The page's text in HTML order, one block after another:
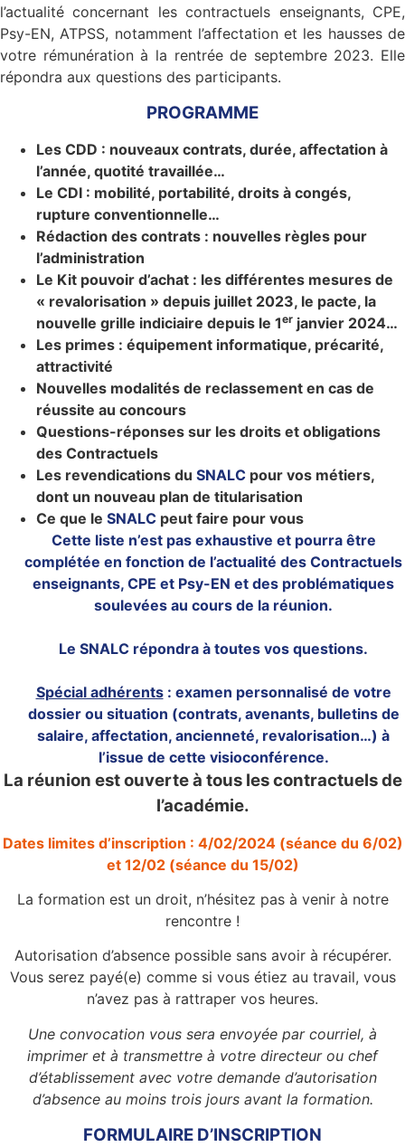
l’actualité concernant les contractuels enseignants, CPE,
Psy-EN, ATPSS, notamment l’affectation et les hausses de
votre rémunération à la rentrée de septembre 2023. Elle
répondra aux questions des participants.
PROGRAMME
Les CDD : nouveaux contrats, durée, affectation à
l’année, quotité travaillée…
Le CDI : mobilité, portabilité, droits à congés,
rupture conventionnelle…
Rédaction des contrats : nouvelles règles pour
l’administration
Le Kit pouvoir d’achat : les différentes mesures de
« revalorisation » depuis juillet 2023, le pacte, la
nouvelle grille indiciaire depuis le 1er janvier 2024…
Les primes : équipement informatique, précarité,
attractivité
Nouvelles modalités de reclassement en cas de
réussite au concours
Questions-réponses sur les droits et obligations
des Contractuels
Les revendications du SNALC pour vos métiers,
dont un nouveau plan de titularisation
Ce que le SNALC peut faire pour vous
Cette liste n’est pas exhaustive et pourra être
complétée en fonction de l’actualité des Contractuels
enseignants, CPE et Psy-EN et des problématiques
soulevées au cours de la réunion.
Le SNALC répondra à toutes vos questions.
Spécial adhérents: examen personnalisé de votre
dossier ou situation (contrats, avenants, bulletins de
salaire, affectation, ancienneté, revalorisation…) à
l’issue de cette visioconférence.
La réunion est ouverte à tous les contractuels de
l’académie.
Dates limites d’inscription : 4/02/2024 (séance du 6/02)
et 12/02 (séance du 15/02)
La formation est un droit, n’hésitez pas à venir à notre
rencontre !
Autorisation d’absence possible sans avoir à récupérer.
Vous serez payé(e) comme si vous étiez au travail, vous
n’avez pas à rattraper vos heures.
Une convocation vous sera envoyée par courriel, à
imprimer et à transmettre à votre directeur ou chef
d’établissement avec votre demande d’autorisation
d’absence au moins trois jours avant la formation.
FORMULAIRE D’INSCRIPTION